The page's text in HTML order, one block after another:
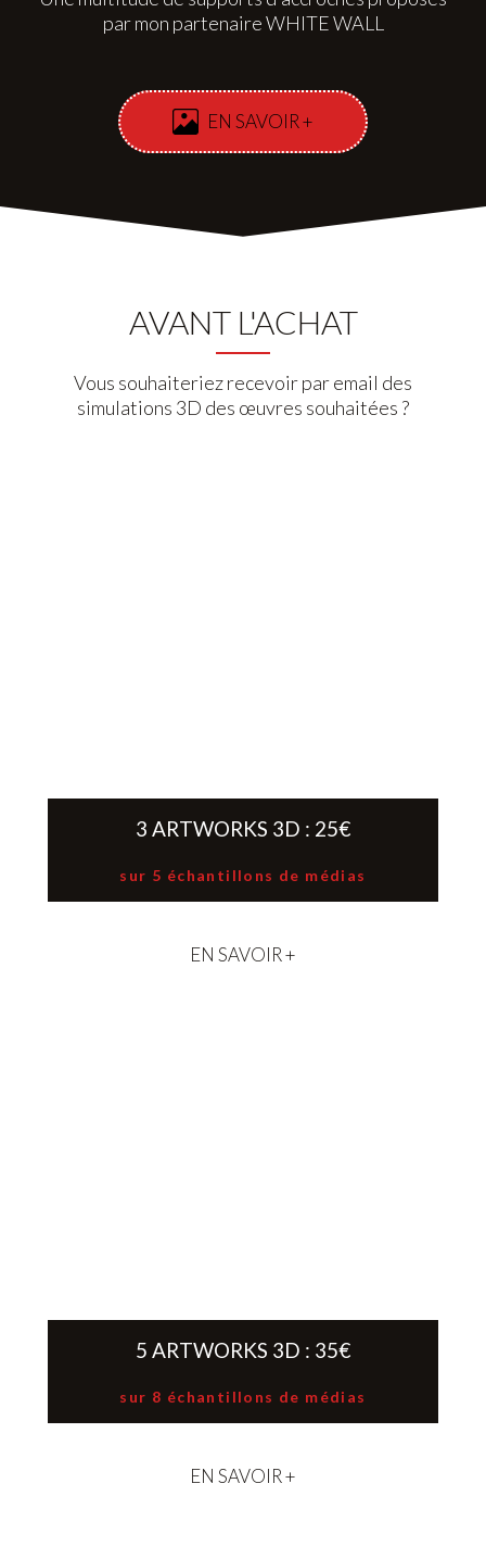
par mon partenaire WHITE WALL
EN SAVOIR +
AVANT L'ACHAT
Vous souhaiteriez recevoir par email des
simulations 3D des œuvres souhaitées ?
3 ARTWORKS 3D : 25€
sur 5 échantillons de médias
EN SAVOIR +
5 ARTWORKS 3D : 35€
sur 8 échantillons de médias
EN SAVOIR +